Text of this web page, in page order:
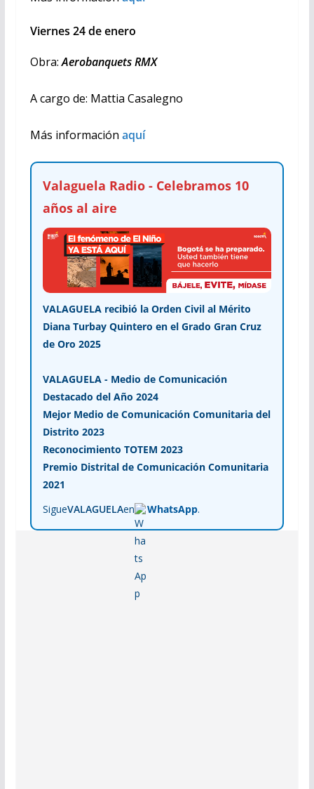
Viernes 24 de enero
Obra:Aerobanquets RMX
A cargo de: Mattia Casalegno
Más información aquí
Valaguela Radio - Celebramos 10
años al aire
VALAGUELA recibió la Orden Civil al Mérito
Diana Turbay Quintero en el Grado Gran Cruz
de Oro 2025
VALAGUELA - Medio de Comunicación
Destacado del Año 2024
Mejor Medio de Comunicación Comunitaria del
Distrito 2023
Reconocimiento TOTEM 2023
Premio Distrital de Comunicación Comunitaria
2021
SigueVALAGUELAen WhatsApp.